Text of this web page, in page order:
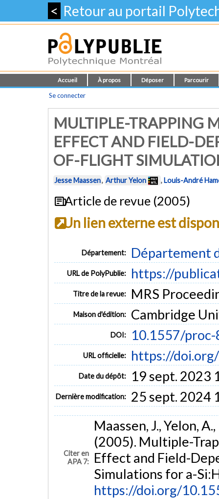
< Retour au portail
Accueil À propos Déposer Parcourir
Se connecter
MULTIPLE-TRAPPING
EFFECT AND FIELD-
OF-FLIGHT
Jesse Maassen, Arthur Yelon ,Louis-André
Article de revue (2005)
Un lien externe est
Département: Département
URL de PolyPublie: https://
Titre de la revue: MRS
Maison d'édition: Cambridge
DOI: 10.1557/
URL officielle: https://
Date du dépôt: 19 sept. 2023
Dernière modification: 25 sept. 2024
Citer en
APA 7:
Maassen, J., Yelon,
(2005). Multiple-
Effect and Field-
Simulations for a-
https://doi.org/